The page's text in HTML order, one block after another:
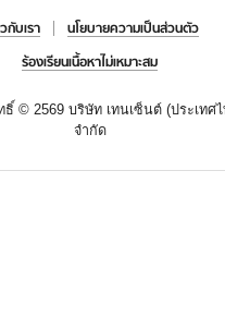
กับเรา
นโยบายความเป็นส่วนตัว
ร้องเรียนเนื้อหาไม่เหมาะสม
ธิ์ © 2569 บริษัท เทนเซ็นต์ (ประเทศ
จำกัด